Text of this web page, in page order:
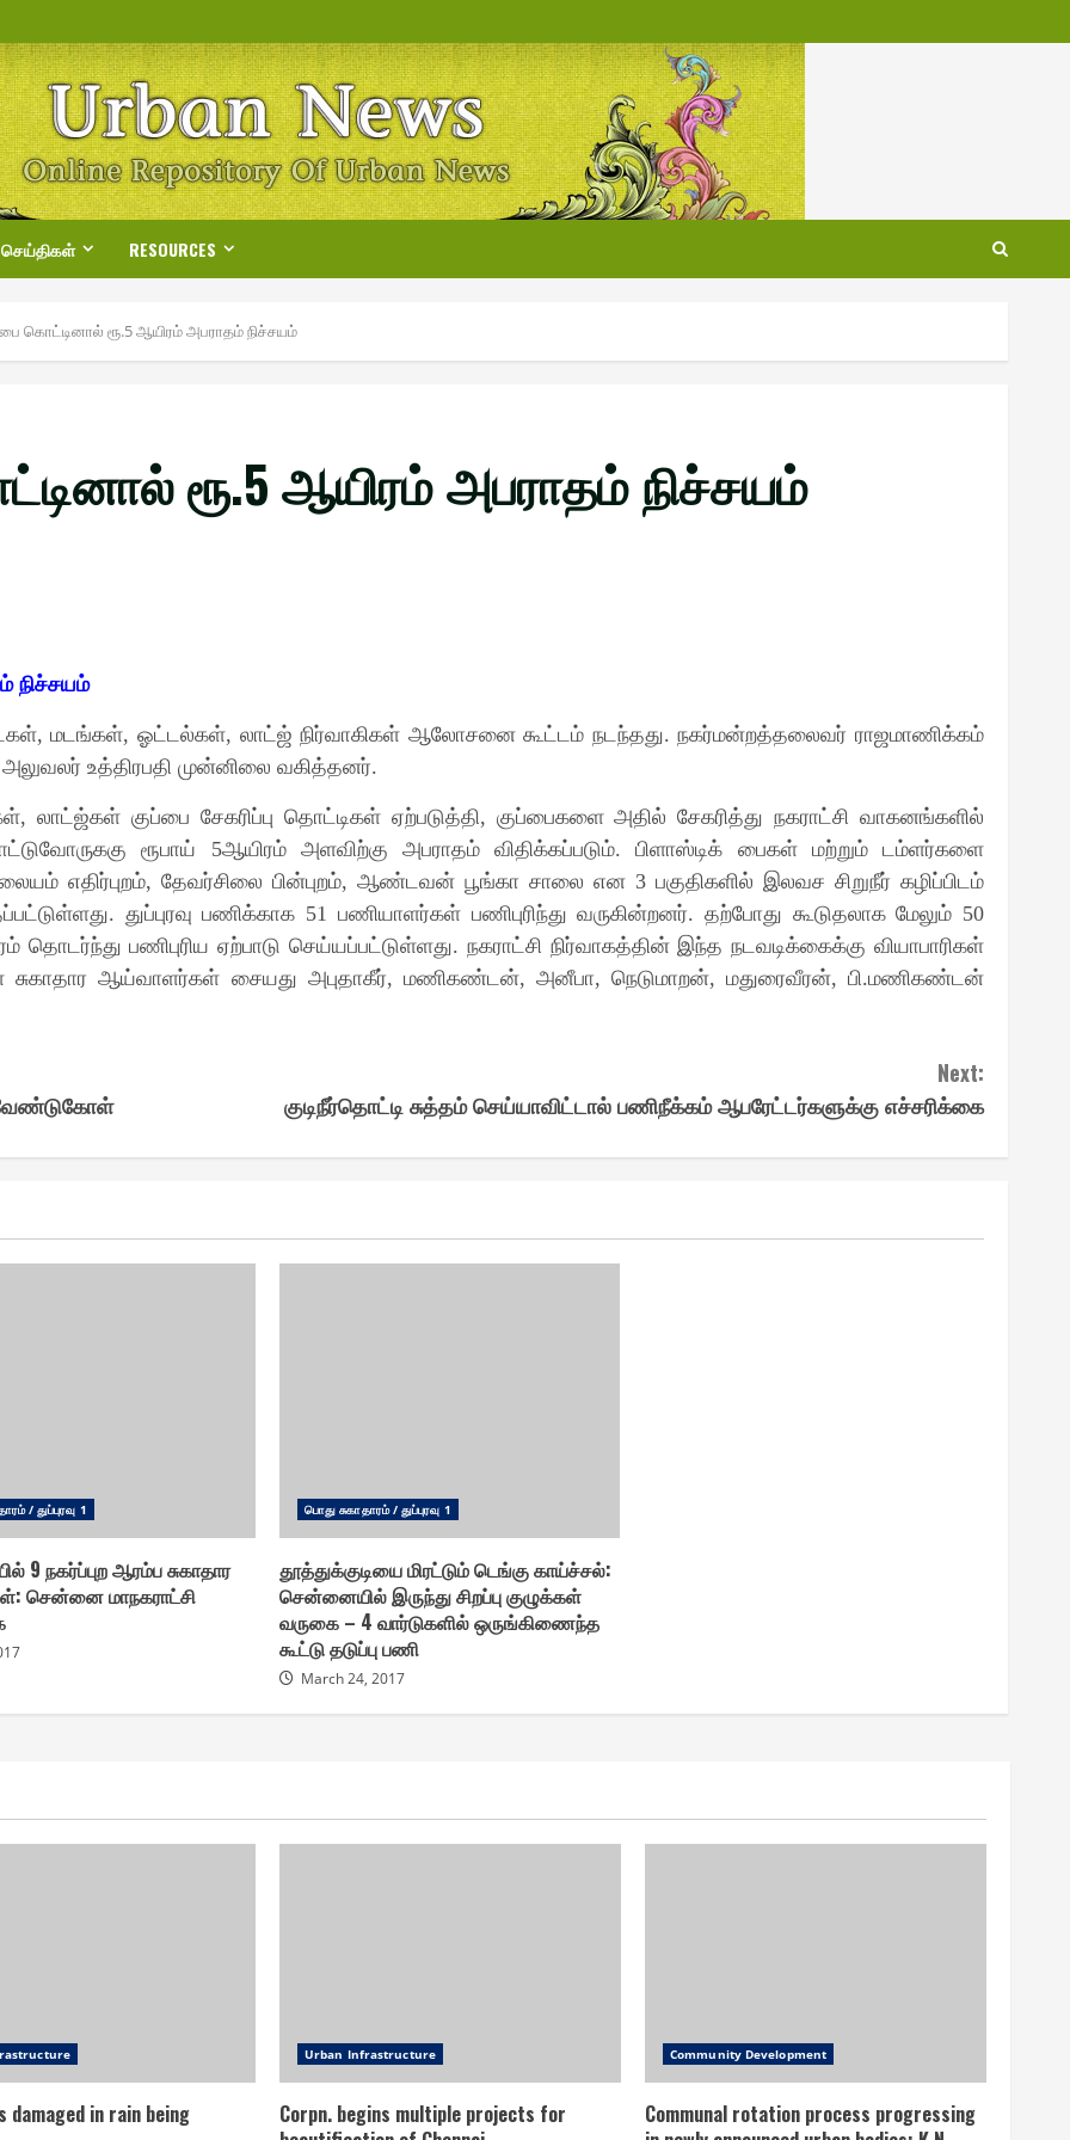
RESOURCES
கொட்டினால் ரூ.5 ஆயிரம் அபராதம் நிச்சயம்
ரூ.5 ஆயிரம் அபராதம் நிச்சயம்
நிச்சயம்
,மடங்கள்,ஓட்டல்கள், லாட்ஜ் நிர்வாகிகள் ஆலோசனை கூட்டம் நடந்தது.நகர்மன்றத்தலைவர் ராஜமாணிக்கம்
அலுவலர் உத்திரபதி முன்னிலை வகித்தனர்.
,லாட்ஜ்கள் குப்பை சேகரிப்பு தொட்டிகள் ஏற்படுத்தி, குப்பைகளை அதில் சேகரித்து நகராட்சி வாகனங்களில்
ரூபாய் 5ஆயிரம் அளவிற்கு அபராதம் விதிக்கப்படும்.பிளாஸ்டிக் பைகள் மற்றும் டம்ளர்களை
எதிர்புறம், தேவர்சிலை பின்புறம், ஆண்டவன் பூங்கா சாலை என 3 பகுதிகளில் இலவச சிறுநீர் கழிப்பிடம்
. துப்புரவு பணிக்காக 51 பணியாளர்கள் பணிபுரிந்து வருகின்றனர். தற்போது கூடுதலாக மேலும் 50
தொடர்ந்து பணிபுரிய ஏற்பாடு செய்யப்பட்டுள்ளது. நகராட்சி நிர்வாகத்தின் இந்த நடவடிக்கைக்கு வியாபாரிகள்
ஆய்வாளர்கள் சையது அபுதாகீர், மணிகண்டன், அனீபா, நெடுமாறன், மதுரைவீரன்,பி.மணிகண்டன்
வேண்டுகோள்
Next:
குடிநீர்தொட்டி சுத்தம் செய்யாவிட்டால் பணிநீக்கம் ஆபரேட்டர்களுக்கு எச்சரிக்கை
/ துப்புரவு 1
9 நகர்ப்புற ஆரம்ப சுகாதார
: சென்னை மாநகராட்சி
பொது சுகாதாரம் / துப்புரவு 1
தூத்துக்குடியை மிரட்டும் டெங்கு காய்ச்சல் :
சென்னையில் இருந்து சிறப்பு குழுக்கள்
வருகை – 4 வார்டுகளில் ஒருங்கிணைந்த
கூட்டு தடுப்பு பணி
March 24, 2017
damaged in rain being
Urban Infrastructure
Corpn. begins multiple projects for
Community Development
Communal rotation process progressing